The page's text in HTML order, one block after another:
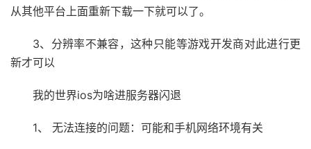
从其他平台上面重新下载一下就可以了。
3、分辨率不兼容，这种只能等游戏开发商对此进行更
新才可以
我的世界ios为啥进服务器闪退
1、 无法连接的问题：可能和手机网络环境有关